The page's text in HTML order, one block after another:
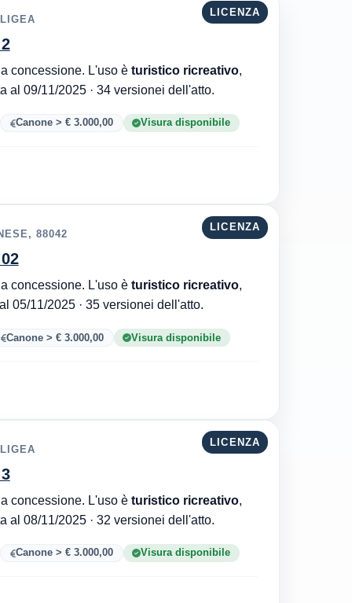
LICENZA
Comune di Nocera Terinese è l'ente che ha rilasciato la concessione. L'uso è turistico ricreativo,
. Aggiornata al 09/11/2025 · 34 versionei dell'atto.
Canone > € 3.000,00 Visura disponibile
LICENZA
88042
Comune di Nocera Terinese è l'ente che ha rilasciato la concessione. L'uso è turistico ricreativo,
. Aggiornata al 05/11/2025 · 35 versionei dell'atto.
Canone > € 3.000,00 Visura disponibile
LICENZA
Comune di Nocera Terinese è l'ente che ha rilasciato la concessione. L'uso è turistico ricreativo,
. Aggiornata al 08/11/2025 · 32 versionei dell'atto.
Canone > € 3.000,00 Visura disponibile